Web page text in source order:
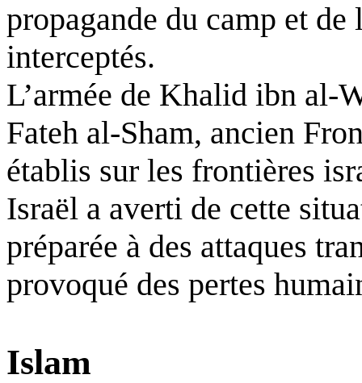
propagande du camp et de
interceptés.
L’armée de Khalid ibn al-
Fateh al-Sham, ancien
établis sur les frontières
Israël a averti de cette
préparée à des attaques
provoqué des pertes
Islam